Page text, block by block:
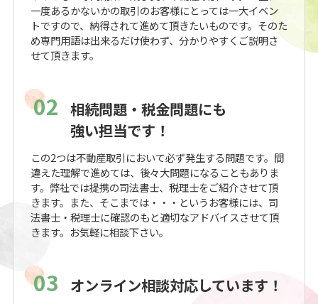
一度あるかないかの取引のお客様にとっては一大イベン
トですので、納得されて進めて頂きたいものです。そのた
め専門用語は出来るだけ使わず、分かりやすくご説明さ
せて頂きます。
02 相続問題・税金問題にも
強い担当です！
この2つは不動産取引において必ず発生する問題です。間
違えた理解で進めては、後々大問題になることもありま
す。弊社では提携の司法書士、税理士をご紹介させて頂
きます。また、そこまでは・・・というお客様には、司
法書士・税理士に確認のもと適切なアドバイスさせて頂
きます。お気軽に相談下さい。
03 オンライン相談対応しています！